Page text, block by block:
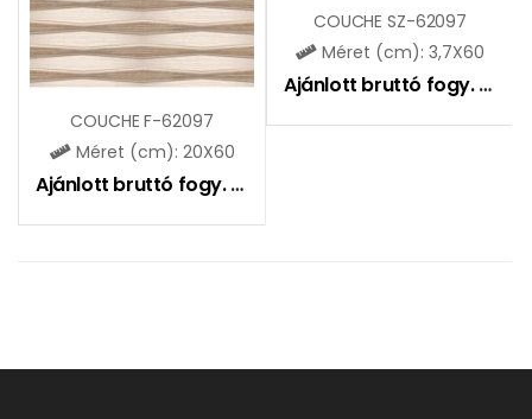
COUCHE F-62097
Méret (cm): 20X60
Ajánlott bruttó fogy. ár:
COUCHE SZ-62097
Méret (cm): 3,7X60
Ajánlott bruttó fogy. ár: